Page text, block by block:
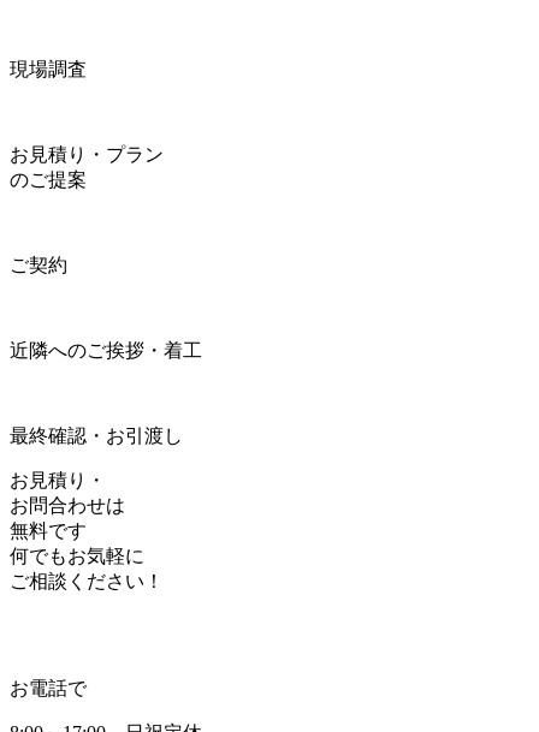
現場調査
お見積り・プラン
のご提案
ご契約
近隣へのご挨拶・着工
最終確認・お引渡し
お見積り・
お問合わせは
無料です
何でもお気軽に
ご相談ください！
お電話で